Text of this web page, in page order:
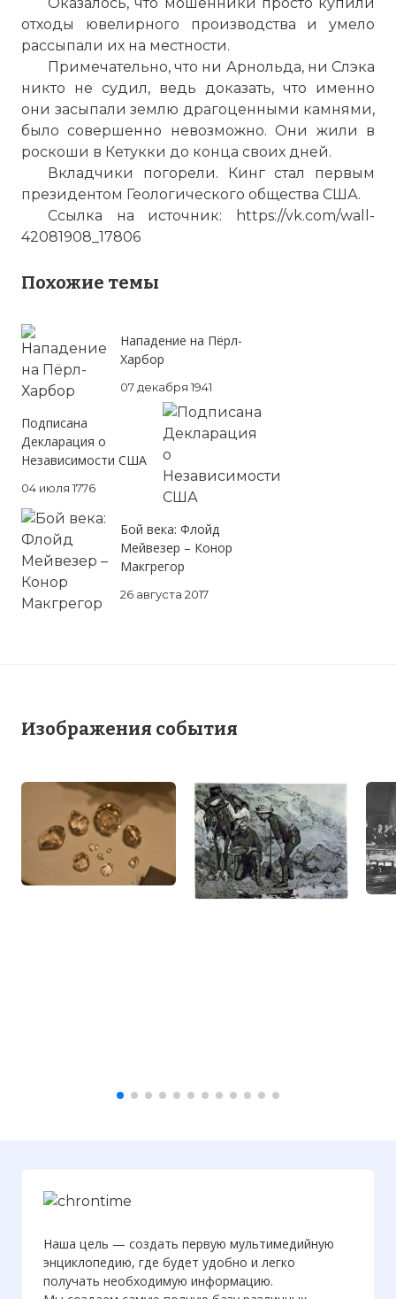
отходы ювелирного производства и умело
рассыпали их на местности.
Примечательно, что ни Арнольда, ни Слэка
никто не судил, ведь доказать, что именно
они засыпали землю драгоценными камнями,
было совершенно невозможно. Они жили в
роскоши в Кетукки до конца своих дней.
Вкладчики погорели. Кинг стал первым
президентом Геологического общества США.
Ссылка на источник: https://vk.com/wall-
42081908_17806
Похожие темы
Нападение на Пёрл-
Харбор
07 декабря 1941
Подписана
Декларация о
Независимости США
04 июля 1776
Бой века: Флойд
Мейвезер – Конор
Макгрегор
26 августа 2017
Изображения события
Добывание алмазов
Фото статьи:
Наша цель — создать первую мультимедийную
энциклопедию, где будет удобно и легко
получать необходимую информацию.